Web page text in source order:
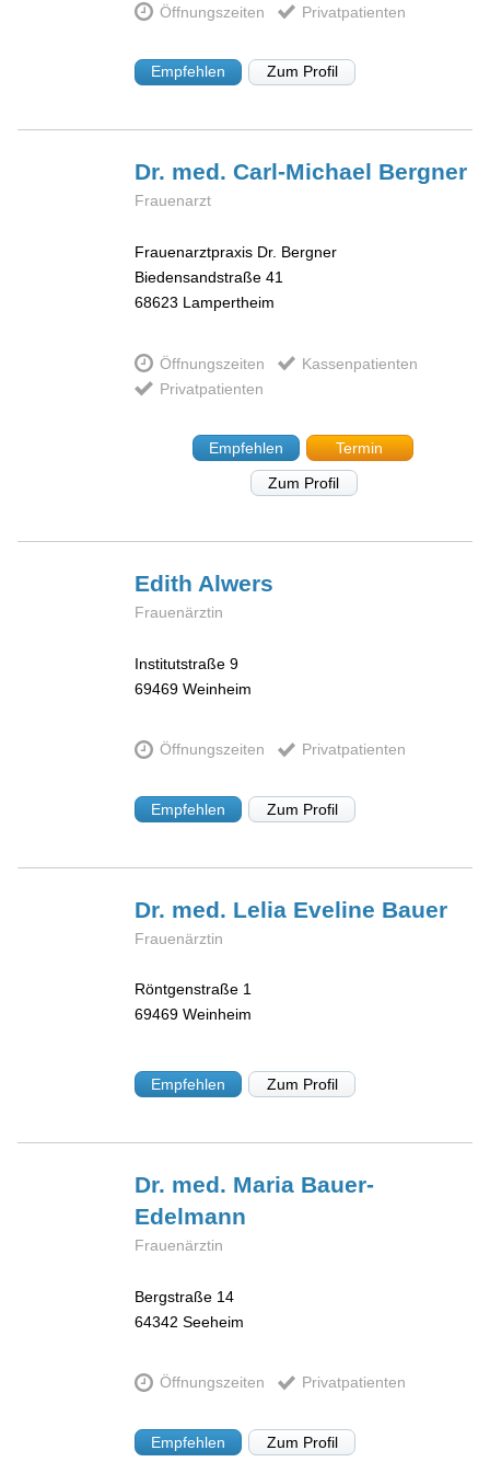
Öffnungszeiten Privatpatienten
Empfehlen Zum Profil
Dr. med. Carl-Michael Bergner
Frauenarzt
Frauenarztpraxis Dr. Bergner
Biedensandstraße 41
68623 Lampertheim
Öffnungszeiten
Kassenpatienten
Privatpatienten
Empfehlen
Termin
Zum Profil
Edith Alwers
Frauenärztin
Institutstraße 9
69469 Weinheim
Öffnungszeiten Privatpatienten
Empfehlen Zum Profil
Dr. med. Lelia Eveline Bauer
Frauenärztin
Röntgenstraße 1
69469 Weinheim
Empfehlen Zum Profil
Dr. med. Maria Bauer-
Edelmann
Frauenärztin
Bergstraße 14
64342 Seeheim
Öffnungszeiten Privatpatienten
Empfehlen Zum Profil